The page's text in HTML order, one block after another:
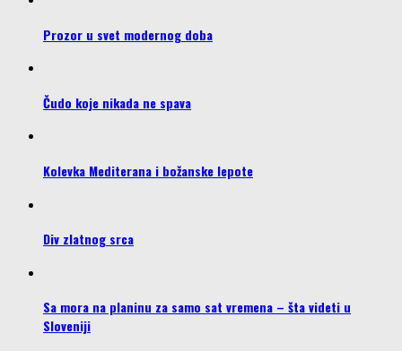
Prozor u svet modernog doba
Čudo koje nikada ne spava
Kolevka Mediterana i božanske lepote
Div zlatnog srca
Sa mora na planinu za samo sat vremena – šta videti u
Sloveniji